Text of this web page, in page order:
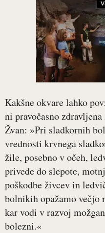
Kakšne okvare lahko
ni pravočasno
Žvan: »Pri sladkornih
vrednosti krvnega
žile, posebno v očeh,
privede do slepote,
poškodbe živcev in
bolnikih opažamo večjo
kar vodi v razvoj
bolezni.«